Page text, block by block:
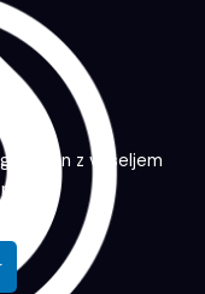
in z veseljem